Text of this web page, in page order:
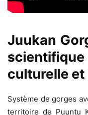
Juukan
culturelle et
Système de gorges
territoire de Puuntu